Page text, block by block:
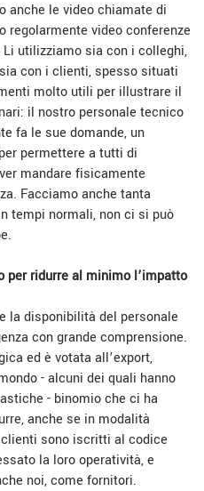
anche le video chiamate di
regolarmente video conferenze
utilizziamo sia con i colleghi,
con i clienti, spesso situati
molto utili per illustrare il
il nostro personale tecnico
fa le sue domande, un
permettere a tutti di
mandare fisicamente
Facciamo anche tanta
tempi normali, non ci si può
per ridurre al minimo l’impatto
la disponibilità del personale
con grande comprensione.
ed è votata all’export,
- alcuni dei quali hanno
- binomio che ci ha
anche se in modalità
sono iscritti al codice
la loro operatività, e
noi, come fornitori.